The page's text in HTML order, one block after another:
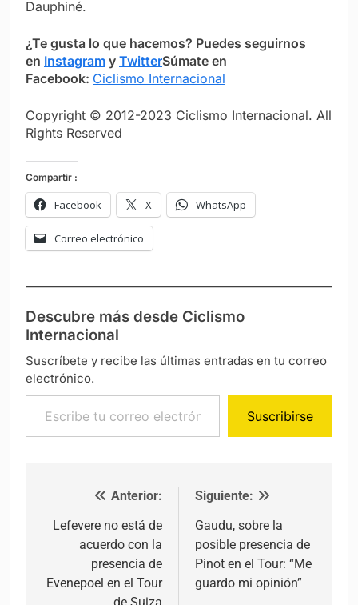
Dauphiné.
¿Te gusta lo que hacemos? Puedes seguirnos
en Instagram y TwitterSúmate en
Facebook: Ciclismo Internacional
Copyright © 2012-2023 Ciclismo Internacional. All
Rights Reserved
Compartir :
Facebook X WhatsApp
Correo electrónico
Descubre más desde Ciclismo
Internacional
Suscríbete y recibe las últimas entradas en tu correo
electrónico.
Escribe tu correo electrónico…
Suscribirse
Navegación de entradas
Anterior:
Lefevere no está de
acuerdo con la
presencia de
Evenepoel en el Tour
Siguiente:
Gaudu, sobre la
posible presencia de
Pinot en el Tour: “Me
guardo mi opinión”